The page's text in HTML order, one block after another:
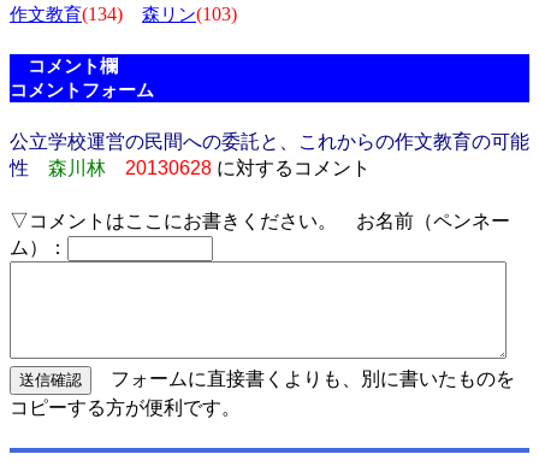
作文教育(134) 森リン(103)
コメント欄
コメントフォーム
公立学校運営の民間への委託と、これからの作文教育の可能
性
森川林 20130628 に対するコメント
▽コメントはここにお書きください。 お名前（ペンネー
ム）：
フォームに直接書くよりも、別に書いたものを
コピーする方が便利です。